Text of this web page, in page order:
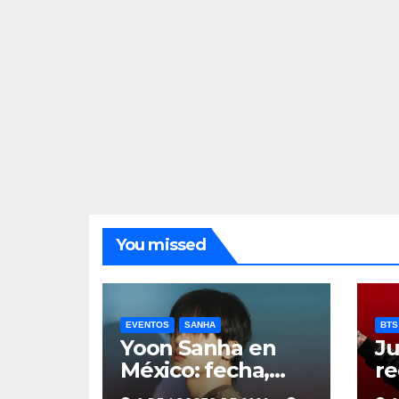
You missed
EVENTOS SANHA
Yoon Sanha en
México: fecha,
precios y boletos
BTS